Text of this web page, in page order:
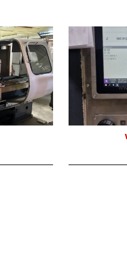
Gyártás éve:
NCT
Elfordulási hossz
Az ágy fölötti
Átmérő a
Orsófurat
Orsó
Revolverfej
Hajtott
száma (ebből
A főmotor